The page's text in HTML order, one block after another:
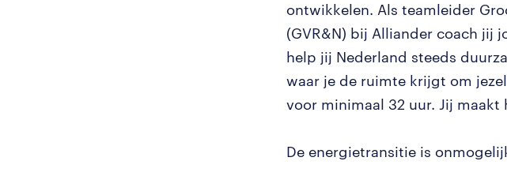
ontwikkelen. Als teamleider
(GVR&N) bij Alliander coach jij
help jij Nederland steeds
waar je de ruimte krijgt om
voor minimaal 32 uur. Jij
De energietransitie is